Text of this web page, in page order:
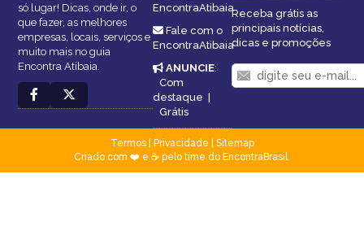
só lugar! Dicas, onde ir, o
que fazer, as melhores
empresas, locais, serviços e
muito mais no guia
Encontra Atibaia.
EncontraAtibaia
Fale com o
EncontraAtibaia
ANUNCIE:
Com
destaque |
Grátis
Receba grátis as
principais notícias,
dicas e promoções
Termos| Privacidade
Sitemap
Criado com ❤️ e ☕ pelo time do EncontraBrasil